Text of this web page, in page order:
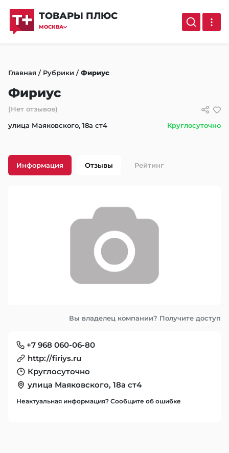
ТОВАРЫ ПЛЮС
МОСКВА
Главная / Рубрики /Фириус
Фириус
(Нет отзывов)
улица Маяковского, 18а ст4
Круглосуточно
Информация Отзывы Рейтинг
Вы владелец компании? Получите доступ
+7 968 060-06-80
http://firiys.ru
Круглосуточно
улица Маяковского, 18а ст4
Неактуальная информация? Сообщите об ошибке